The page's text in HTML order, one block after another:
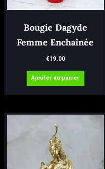
Bougie Dagyde
Femme Enchaînée
€19.00
Ajouter au panier